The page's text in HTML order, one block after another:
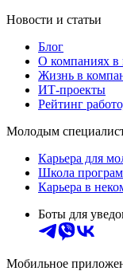
Новости и статьи
Блог
О компаниях в
Жизнь в
ИТ-проекты
Рейтинг
Молодым
Карьера для
Школа
Карьера в
Боты для
Мобильное